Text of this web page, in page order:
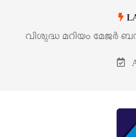
വിശുദ്ധ മറിയം മേജർ